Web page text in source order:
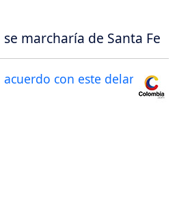
marcharía de Santa Fe